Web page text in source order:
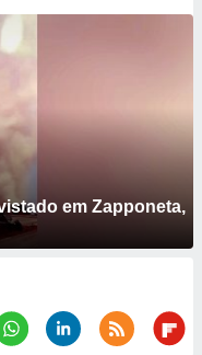
em Zapponeta,